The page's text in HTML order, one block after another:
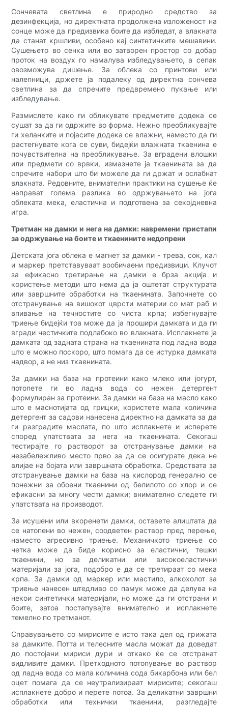
Сончевата светлина е природно средство за
дезинфекција, но директната продолжена изложеност на
сонце може да предизвика боите да избледат, а влакната
да станат кршливи, особено кај синтетичките мешавини.
Сушењето во сенка или во затворен простор со добар
проток на воздух го намалува избледувањето, а сепак
овозможува дишење. За облека со принтови или
налепници, држете ја подалеку од директна сончева
светлина за да спречите предвремено пукање или
избледување.
Размислете како ги обликувате предметите додека се
сушат за да ги одржите во форма. Нежно преобликувајте
ги хеланките и појасите додека се влажни, наместо да ги
растегнувате кога се суви, бидејќи влажната ткаенина е
почувствителна на преобликување. За вградени влошки
или предмети со врвки, измазнете ја ткаенината за да
спречите набори што би можеле да ги држат и ослабнат
влакната. Редовните, внимателни практики на сушење ќе
направат голема разлика во одржувањето на јога
облеката мека, еластична и подготвена за секојдневна
игра.
Третман на дамки и нега на дамки: навремени пристапи
за одржување на боите и ткаенините недопрени
Детската јога облека е магнет за дамки - трева, сок, кал
и маркер претставуваат вообичаени предизвици. Клучот
за ефикасно третирање на дамки е брза акција и
користење методи што нема да ја оштетат структурата
или завршните обработки на ткаенината. Започнете со
отстранување на вишокот цврсти материи со мат раб и
впивање на течностите со чиста крпа; избегнувајте
триење бидејќи тоа може да ја прошири дамката и да ги
вгради честичките подлабоко во влакната. Исплакнете ја
дамката од задната страна на ткаенината под ладна вода
што е можно поскоро, што помага да се истурка дамката
надвор, а не низ ткаенината.
За дамки на база на протеини како млеко или јогурт,
потопете ги во ладна вода со нежен детергент
формулиран за протеини. За дамки на база на масло како
што е маснотијата од грицки, користете мала количина
детергент за садови нанесена директно на дамката за да
ги разградите маслата, по што исплакнете и исперете
според упатствата за нега на ткаенината. Секогаш
тестирајте го растворот за отстранување дамки на
незабележливо место прво за да се осигурате дека не
влијае на бојата или завршната обработка. Средствата за
отстранување дамки на база на кислород генерално се
понежни за обоени ткаенини од белилото со хлор и се
ефикасни за многу чести дамки; внимателно следете ги
упатствата на производот.
За исушени или вкоренети дамки, оставете алиштата да
се натопени во нежен, соодветен раствор пред перење,
наместо агресивно триење. Механичкото триење со
четка може да биде корисно за еластични, тешки
ткаенини, но за деликатни или високоеластични
материјали за јога, подобро е да се третираат со мека
крпа. За дамки од маркер или мастило, алкохолот за
триење нанесен штедливо со памук може да делува на
некои синтетички материјали, но може да ги отстрани и
боите, затоа постапувајте внимателно и исплакнете
темелно по третманот.
Справувањето со мирисите е исто така дел од грижата
за дамките. Потта и телесните масла можат да доведат
до постојани мириси дури и откако ќе се отстранат
видливите дамки. Претходното потопување во раствор
од ладна вода со мала количина сода бикарбона или бел
оцет помага да се неутрализираат мирисите; секогаш
исплакнете добро и перете потоа. За деликатни завршни
обработки или технички ткаенини, разгледајте